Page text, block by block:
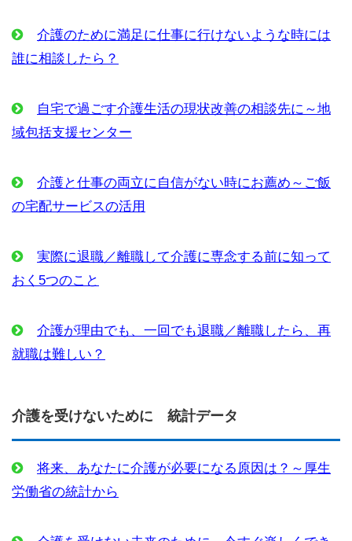
介護のために満足に仕事に行けないような時には
誰に相談したら？
自宅で過ごす介護生活の現状改善の相談先に～地
域包括支援センター
介護と仕事の両立に自信がない時にお薦め～ご飯
の宅配サービスの活用
実際に退職／離職して介護に専念する前に知って
おく5つのこと
介護が理由でも、一回でも退職／離職したら、再
就職は難しい？
介護を受けないために 統計データ
将来、あなたに介護が必要になる原因は？～厚生
労働省の統計から